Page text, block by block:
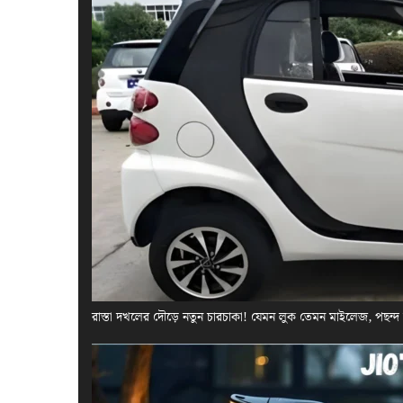
রাস্তা দখলের দৌড়ে নতুন চারচাকা! যেমন লুক তেমন মাইলেজ, পছন্দ